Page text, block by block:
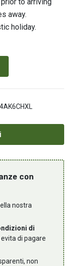
away.
holiday.
con
nostra
di
di pagare
non